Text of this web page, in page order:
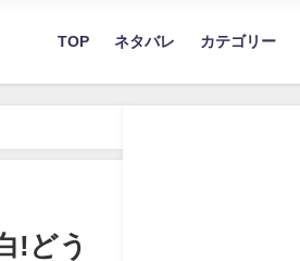
TOP ネタバレ カテゴリー
!どう